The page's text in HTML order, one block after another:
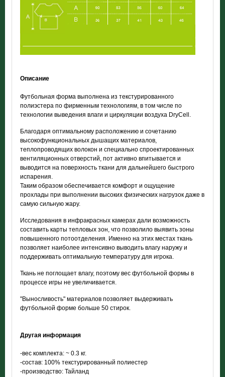
Описание
Футбольная форма выполнена из текстурированного
полиэстера по фирменным технологиям, в том числе по
технологии выведения влаги и циркуляции воздуха DryCell.
Благодаря оптимальному расположению и сочетанию
высокофункциональных дышащих материалов,
теплопроводящих волокон и специально спроектированных
вентиляционных отверстий, пот активно впитывается и
выводится на поверхность ткани для дальнейшего быстрого
испарения.
Таким образом обеспечивается комфорт и ощущение
прохлады при выполнении высоких физических нагрузок даже в
самую сильную жару.
Исследования в инфракрасных камерах дали возможность
составить карты тепловых зон, что позволило выявить зоны
повышенного потоотделения. Именно на этих местах ткань
позволяет наиболее интенсивно выводить влагу наружу и
поддерживать оптимальную температуру для игрока.
Ткань не поглощает влагу, поэтому вес футбольной формы в
процессе игры не увеличивается.
"Выносливость" материалов позволяет выдерживать
футбольной форме больше 50 стирок.
Другая информация
-вес комплекта: ~ 0.3 кг.
-состав: 100% текстурированный полиестер
-производство: Тайланд